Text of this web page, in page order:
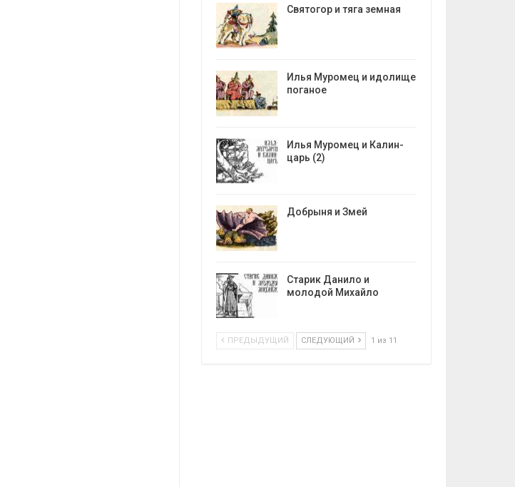
Святогор и тяга земная
Илья Муромец и идолище
поганое
Илья Муромец и Калин-
царь (2)
Добрыня и Змей
Старик Данило и
молодой Михайло
ПРЕДЫДУЩИЙ СЛЕДУЮЩИЙ 1 из 11